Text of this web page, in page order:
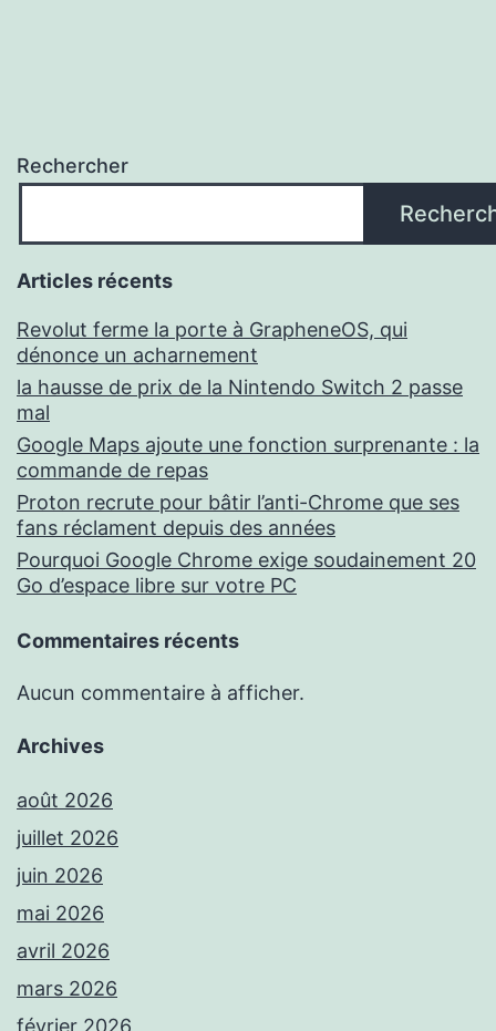
Rechercher
Articles récents
Revolut ferme la porte à GrapheneOS, qui
dénonce un acharnement
la hausse de prix de la Nintendo Switch 2 passe
mal
Google Maps ajoute une fonction surprenante : la
commande de repas
Proton recrute pour bâtir l’anti-Chrome que ses
fans réclament depuis des années
Pourquoi Google Chrome exige soudainement 20
Go d’espace libre sur votre PC
Commentaires récents
Aucun commentaire à afficher.
Archives
août 2026
juillet 2026
juin 2026
mai 2026
avril 2026
mars 2026
février 2026